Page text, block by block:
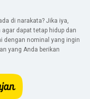
di narakata? Jika iya,
dapat tetap hidup dan
dengan nominal yang ingin
yang Anda berikan